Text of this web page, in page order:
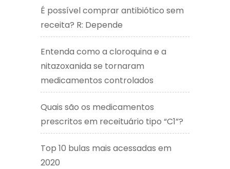
É possível comprar antibiótico sem
receita? R: Depende
Entenda como a cloroquina e a
nitazoxanida se tornaram
medicamentos controlados
Quais são os medicamentos
prescritos em receituário tipo “C1”?
Top 10 bulas mais acessadas em
2020